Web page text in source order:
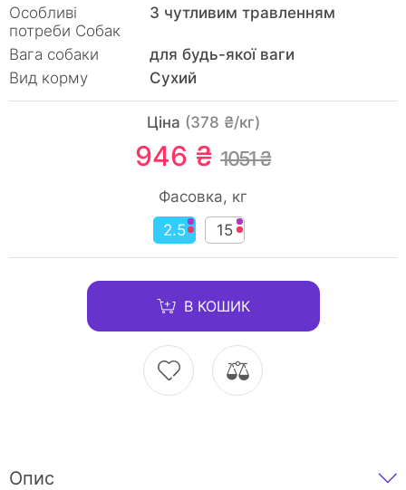
Особливі
потреби Собак
З чутливим травленням
Вага собаки
для будь-якої ваги
Вид корму
Сухий
Ціна (378 ₴/кг)
946 ₴ 1051 ₴
Фасовка, кг
2.5
15
В КОШИК
Опис